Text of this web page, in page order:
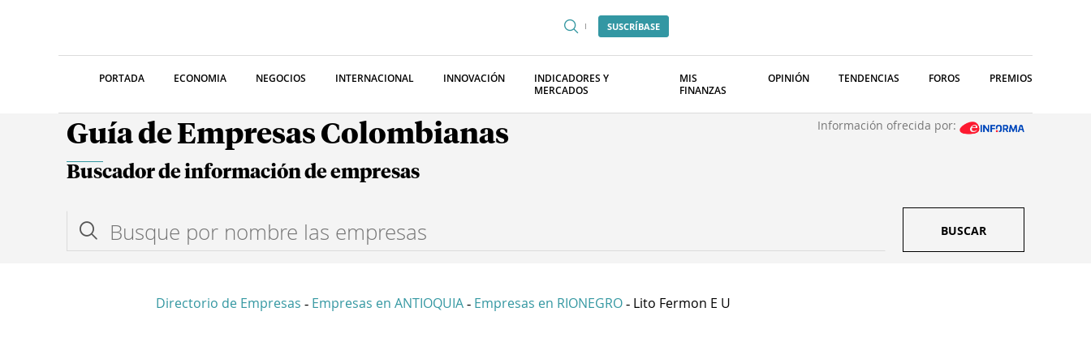
SUSCRÍBASE
PORTADA ECONOMIA NEGOCIOS INTERNACIONAL INNOVACIÓN
INDICADORES Y
MERCADOS
MIS
FINANZAS
OPINIÓN TENDENCIAS FOROS PREMIOS
Guía de Empresas Colombianas Información ofrecida por:
Buscador de información de empresas
BUSCAR
Directorio de Empresas - Empresas en ANTIOQUIA - Empresas en RIONEGRO - Lito Fermon E U